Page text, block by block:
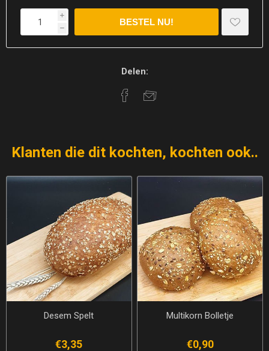
i
h
Delen:
Klanten die dit kochten, kochten ook..
Desem Spelt
€3,35
Multikorn Bolletje
€0,90